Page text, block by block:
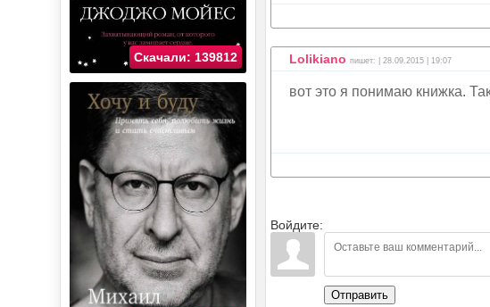
Lolikianoпишет: | 28.09.2015 | 19:07
вот это я понимаю книжка.
Войдите:
Отправить
Скачали: 139812